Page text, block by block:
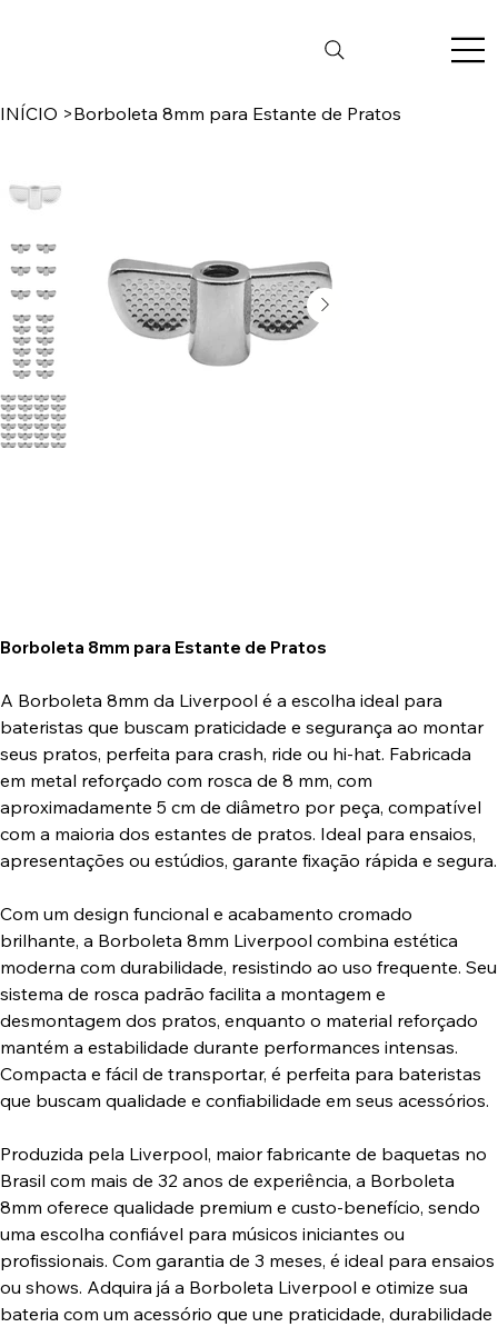
INÍCIO >Borboleta 8mm para Estante de Pratos
Borboleta 8mm para Estante de Pratos
A Borboleta 8mm da Liverpool é a escolha ideal para
bateristas que buscam praticidade e segurança ao montar
seus pratos, perfeita para crash, ride ou hi-hat. Fabricada
em metal reforçado com rosca de 8 mm, com
aproximadamente 5 cm de diâmetro por peça, compatível
com a maioria dos estantes de pratos. Ideal para ensaios,
apresentações ou estúdios, garante fixação rápida e segura.
Com um design funcional e acabamento cromado
brilhante, a Borboleta 8mm Liverpool combina estética
moderna com durabilidade, resistindo ao uso frequente. Seu
sistema de rosca padrão facilita a montagem e
desmontagem dos pratos, enquanto o material reforçado
mantém a estabilidade durante performances intensas.
Compacta e fácil de transportar, é perfeita para bateristas
que buscam qualidade e confiabilidade em seus acessórios.
Produzida pela Liverpool, maior fabricante de baquetas no
Brasil com mais de 32 anos de experiência, a Borboleta
8mm oferece qualidade premium e custo-benefício, sendo
uma escolha confiável para músicos iniciantes ou
profissionais. Com garantia de 3 meses, é ideal para ensaios
ou shows. Adquira já a Borboleta Liverpool e otimize sua
bateria com um acessório que une praticidade, durabilidade